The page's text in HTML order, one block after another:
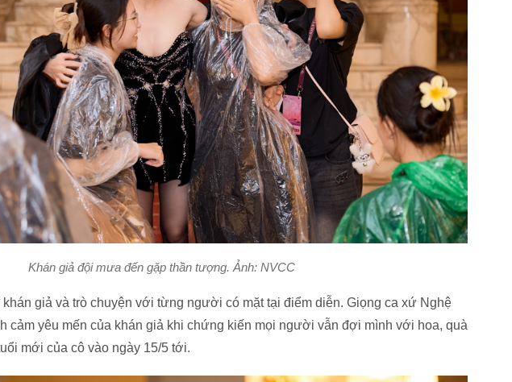
Khán giả đội mưa đến gặp thần tượng. Ảnh: NVCC
giả và trò chuyện với từng người có mặt tại điểm diễn. Giọng ca xứ Nghệ
cảm yêu mến của khán giả khi chứng kiến mọi người vẫn đợi mình với hoa, quà
mới của cô vào ngày 15/5 tới.